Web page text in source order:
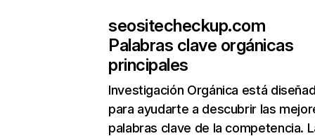
seositecheckup.com
Palabras clave orgánicas
principales
Investigación Orgánica está
para ayudarte a descubrir las
palabras clave de la competencia.